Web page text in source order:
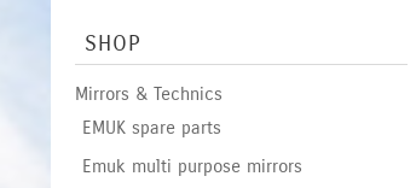
SHOP
Mirrors & Technics
EMUK spare parts
Emuk multi purpose mirrors